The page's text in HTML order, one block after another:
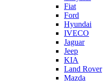
Fiat
Ford
Hyundai
IVECO
Jaguar
Jeep
KIA
Land Rover
Mazda